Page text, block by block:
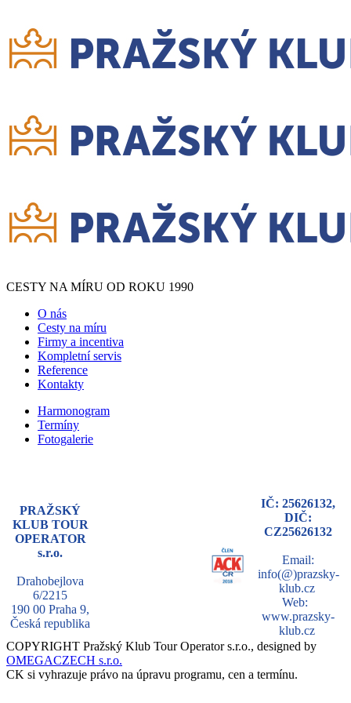
CESTY NA MÍRU OD ROKU 1990
O nás
Cesty na míru
Firmy a incentiva
Kompletní servis
Reference
Kontakty
Harmonogram
Termíny
Fotogalerie
PRAŽSKÝ
KLUB TOUR
OPERATOR
s.r.o.
Drahobejlova
6/2215
190 00 Praha 9,
Česká republika
IČ: 25626132,
DIČ:
CZ25626132
Email:
info(@)prazsky-
klub.cz
Web:
www.prazsky-
klub.cz
COPYRIGHT Pražský Klub Tour Operator s.r.o., designed by
OMEGACZECH s.r.o.
CK si vyhrazuje právo na úpravu programu, cen a termínu.